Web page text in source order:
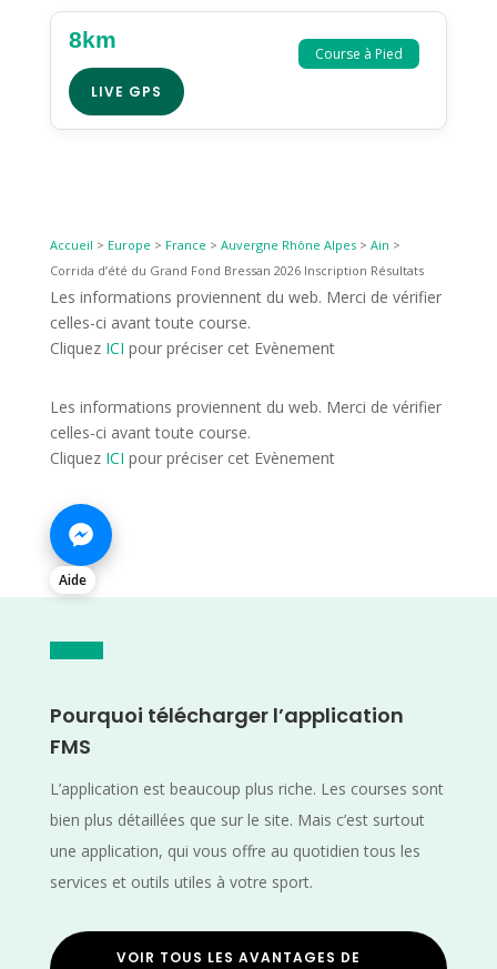
Course à Pied
8km
LIVE GPS
Accueil > Europe > France > Auvergne Rhône Alpes> Ain >
Corrida d’été du Grand Fond Bressan 2026 Inscription Résultats
Les informations proviennent du web. Merci de vérifier
celles-ci avant toute course.
Cliquez ICI pour préciser cet Evènement
Les informations proviennent du web. Merci de vérifier
celles-ci avant toute course.
Cliquez ICI pour préciser cet Evènement
Aide
Pourquoi télécharger l’application
FMS
L’application est beaucoup plus riche. Les courses sont
bien plus détaillées que sur le site. Mais c’est surtout
une application, qui vous offre au quotidien tous les
services et outils utiles à votre sport.
VOIR TOUS LES AVANTAGES DE